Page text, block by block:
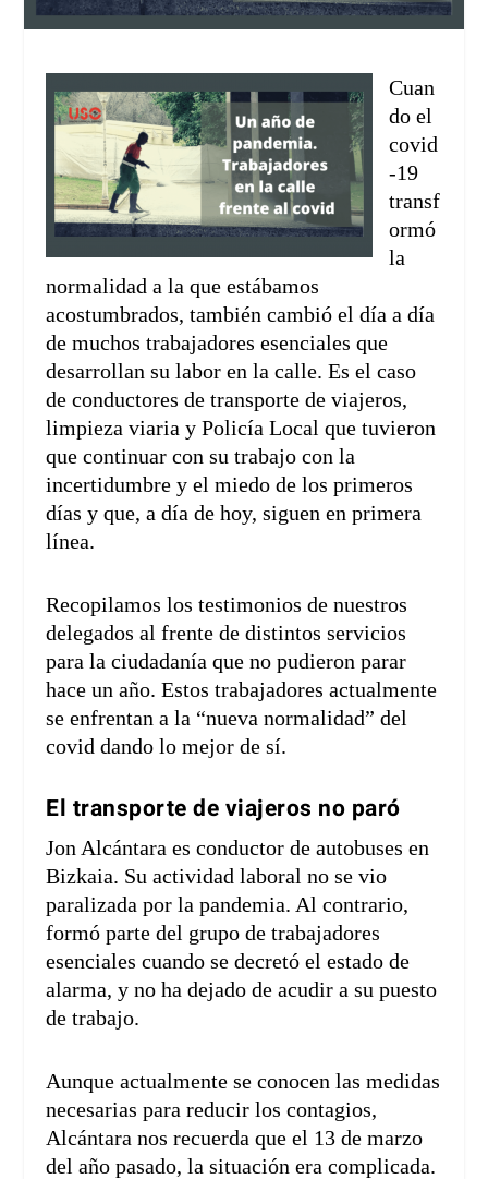
Cuan
do el
covid
-19
transf
ormó
la
normalidad a la que estábamos
acostumbrados, también cambió el día a día
de muchos trabajadores esenciales que
desarrollan su labor en la calle. Es el caso
de conductores de transporte de viajeros,
limpieza viaria y Policía Local que tuvieron
que continuar con su trabajo con la
incertidumbre y el miedo de los primeros
días y que, a día de hoy, siguen en primera
línea.
Recopilamos los testimonios de nuestros
delegados al frente de distintos servicios
para la ciudadanía que no pudieron parar
hace un año. Estos trabajadores actualmente
se enfrentan a la “nueva normalidad” del
covid dando lo mejor de sí.
El transporte de viajeros no paró
Jon Alcántara es conductor de autobuses en
Bizkaia. Su actividad laboral no se vio
paralizada por la pandemia. Al contrario,
formó parte del grupo de trabajadores
esenciales cuando se decretó el estado de
alarma, y no ha dejado de acudir a su puesto
de trabajo.
Aunque actualmente se conocen las medidas
necesarias para reducir los contagios,
Alcántara nos recuerda que el 13 de marzo
del año pasado, la situación era complicada.